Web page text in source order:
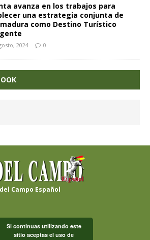
avanza en los trabajos para
una estrategia conjunta de
como Destino Turístico
2024 0
Campo Español
Si continuas utilizando este
sitio aceptas el uso de